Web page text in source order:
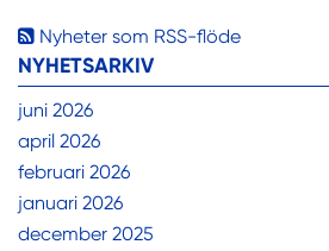
Nyheter som RSS-flöde
NYHETSARKIV
juni 2026
april 2026
februari 2026
januari 2026
december 2025